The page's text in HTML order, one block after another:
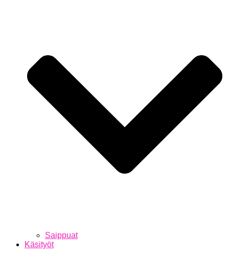
Saippuat
Käsityöt